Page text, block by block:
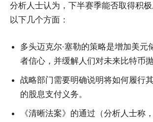
分析人士认为，下半赛季能否取得积
以下几个方面：
多头迈克尔·塞勒的策略是增加美元
者信心，并缓解人们对未来比特币抛
战略部门需要明确说明将如何履行
的股息支付义务。
《清晰法案》的通过（分析人士称